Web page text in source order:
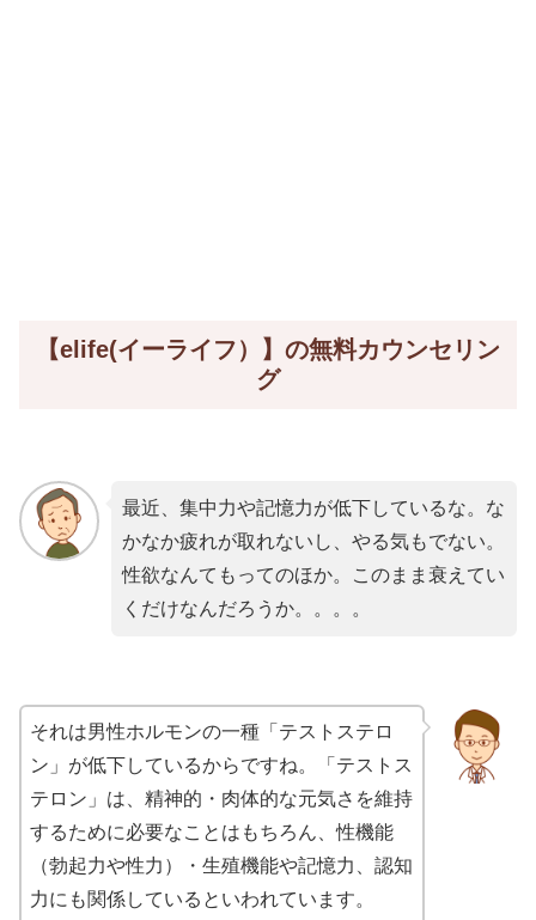
【elife(イーライフ）】の無料カウンセリン
グ
最近、集中力や記憶力が低下しているな。な
かなか疲れが取れないし、やる気もでない。
性欲なんてもってのほか。このまま衰えてい
くだけなんだろうか。。。。
それは男性ホルモンの一種「テストステロ
ン」が低下しているからですね。「テストス
テロン」は、精神的・肉体的な元気さを維持
するために必要なことはもちろん、性機能
（勃起力や性力）・生殖機能や記憶力、認知
力にも関係しているといわれています。